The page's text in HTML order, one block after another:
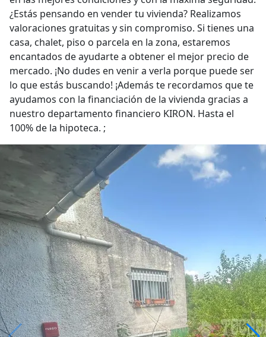
¿Estás pensando en vender tu vivienda? Realizamos
valoraciones gratuitas y sin compromiso. Si tienes una
casa, chalet, piso o parcela en la zona, estaremos
encantados de ayudarte a obtener el mejor precio de
mercado. ¡No dudes en venir a verla porque puede ser
lo que estás buscando! ¡Además te recordamos que te
ayudamos con la financiación de la vivienda gracias a
nuestro departamento financiero KIRON. Hasta el
100% de la hipoteca. ;